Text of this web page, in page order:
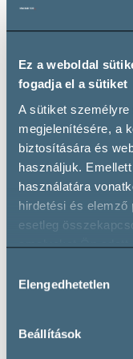
Ez a weboldal
fogadja el a sütiket
A sütiket
megjelenítésére, a
biztosítására és
használjuk.
használatára
hirdetési és
esetleg
amelyeket Ön
során.
kiválasztása
Elengedhetetlen
Beállítások
Payment by
WiFi